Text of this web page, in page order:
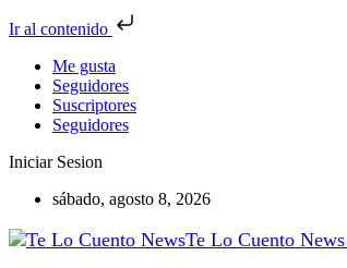
Ir al contenido
Me gusta
Seguidores
Suscriptores
Seguidores
Iniciar Sesion
sábado, agosto 8, 2026
Te Lo Cuento